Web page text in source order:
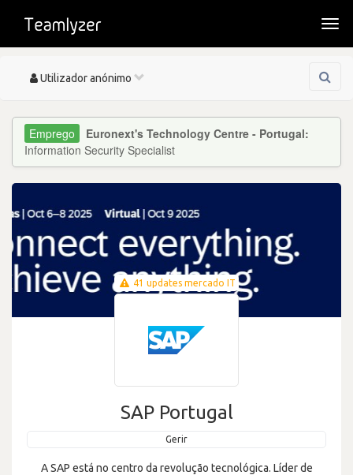
Toggle
Utilizador anónimo
Euronext's Technology Centre - Portugal:
Information Security Specialist
41 updates mercado IT
SAP Portugal
Gerir
A SAP está no centro da revolução tecnológica. Líder de